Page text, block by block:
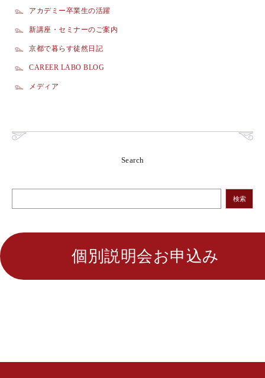
アカデミー卒業生の活躍
新講座・セミナーのご案内
京都で暮らす徒然日記
CAREER LABO BLOG
メディア
Search
検索
個別説明会お申込み